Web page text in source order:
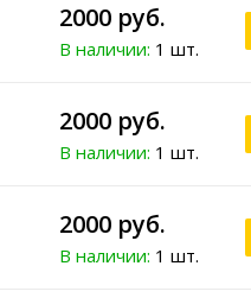
2000 руб.
В наличии: 1 шт.
2000 руб.
В наличии: 1 шт.
2000 руб.
В наличии: 1 шт.